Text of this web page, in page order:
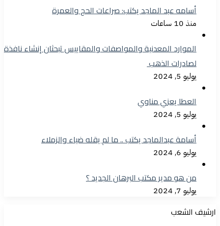
أسامه عبد الماجد يكتب: صراعات الحج والعمرة
منذ 10 ساعات
الموارد المعدنية والمواصفات والمقاييس تبحثان إنشاء نافذة
لصادرات الذهب
يوليو 5, 2024
العطا يعزي مناوي
يوليو 5, 2024
أسامة عبدالماجد يكتب .. ما لم يقله ضياء والزملاء
يوليو 6, 2024
من هو مدير مكتب البرهان الجديد ؟
يوليو 7, 2024
ارشيف الشعب